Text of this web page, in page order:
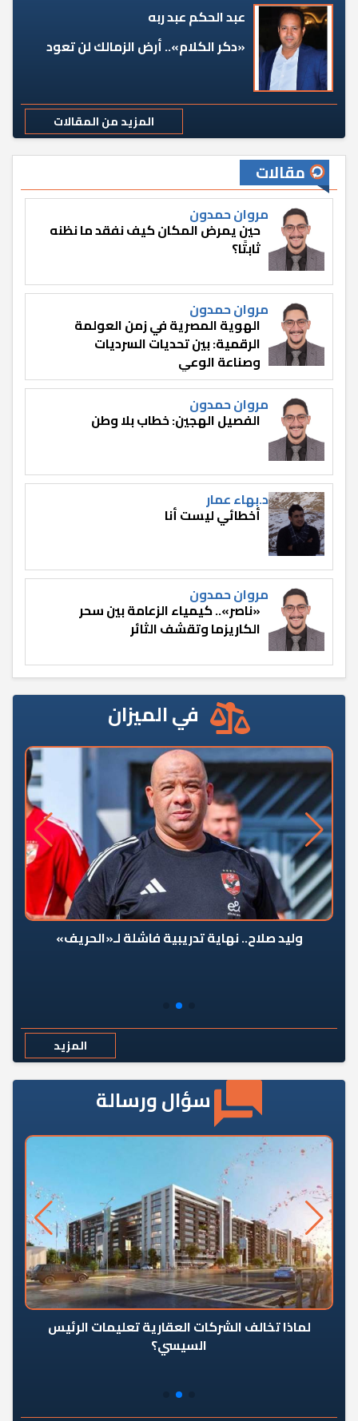
عبد الحكم عبد ربه
«دكر الكلام».. أرض الزمالك لن تعود
المزيد من المقالات
مقالات
مروان حمدون
حين يمرض المكان كيف نفقد ما نظنه
ثابتًا؟
مروان حمدون
الهوية المصرية في زمن العولمة
الرقمية: بين تحديات السرديات
وصناعة الوعي
مروان حمدون
الفصيل الهجين: خطاب بلا وطن
د.بهاء عمار
أخطائي ليست أنا
مروان حمدون
«ناصر».. كيمياء الزعامة بين سحر
الكاريزما وتقشف الثائر
في الميزان
وليد صلاح.. نهاية تدريبية فاشلة لـ«الحريف»
المزيد
سؤال ورسالة
لماذا تخالف الشركات العقارية تعليمات الرئيس
السيسي؟